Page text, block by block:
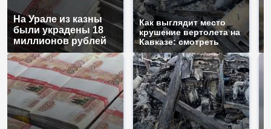
На Урале из казны
были украдены 18
миллионов рублей
Как выглядит место
крушение вертолета на
Кавказе: смотреть